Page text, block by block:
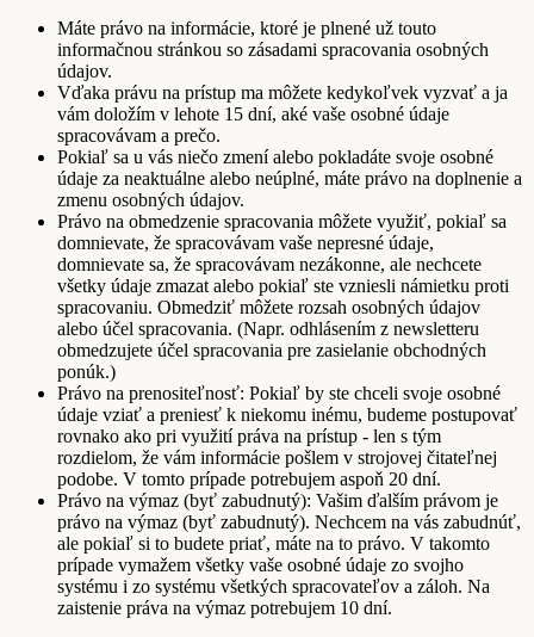
Máte právo na informácie, ktoré je plnené už touto
informačnou stránkou so zásadami spracovania osobných
údajov.
Vďaka právu na prístup ma môžete kedykoľvek vyzvať a ja
vám doložím v lehote 15 dní, aké vaše osobné údaje
spracovávam a prečo.
Pokiaľ sa u vás niečo zmení alebo pokladáte svoje osobné
údaje za neaktuálne alebo neúplné, máte právo na doplnenie a
zmenu osobných údajov.
Právo na obmedzenie spracovania môžete využiť, pokiaľ sa
domnievate, že spracovávam vaše nepresné údaje,
domnievate sa, že spracovávam nezákonne, ale nechcete
všetky údaje zmazat alebo pokiaľ ste vzniesli námietku proti
spracovaniu. Obmedziť môžete rozsah osobných údajov
alebo účel spracovania. (Napr. odhlásením z newsletteru
obmedzujete účel spracovania pre zasielanie obchodných
ponúk.)
Právo na prenositeľnosť: Pokiaľ by ste chceli svoje osobné
údaje vziať a preniesť k niekomu inému, budeme postupovať
rovnako ako pri využití práva na prístup - len s tým
rozdielom, že vám informácie pošlem v strojovej čitateľnej
podobe. V tomto prípade potrebujem aspoň 20 dní.
Právo na výmaz (byť zabudnutý): Vašim ďalším právom je
právo na výmaz (byť zabudnutý). Nechcem na vás zabudnúť,
ale pokiaľ si to budete priať, máte na to právo. V takomto
prípade vymažem všetky vaše osobné údaje zo svojho
systému i zo systému všetkých spracovateľov a záloh. Na
zaistenie práva na výmaz potrebujem 10 dní.